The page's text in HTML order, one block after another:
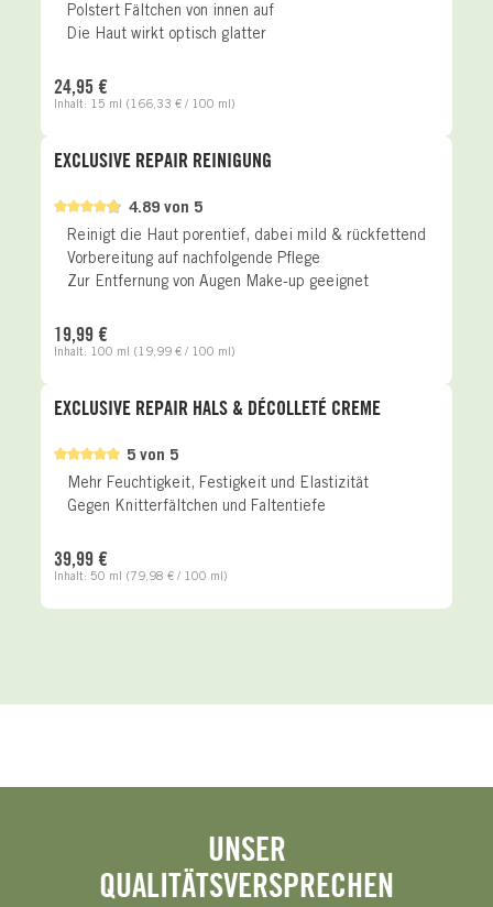
Polstert Fältchen von innen auf
Die Haut wirkt optisch glatter
Inhalt: 15 ml (166,33 € / 100 ml)
24,95 €
4.89 von 5
EXCLUSIVE REPAIR REINIGUNG
Reinigt die Haut porentief, dabei mild & rückfettend
Vorbereitung auf nachfolgende Pflege
Zur Entfernung von Augen Make-up geeignet
Inhalt: 100 ml (19,99 € / 100 ml)
19,99 €
5 von 5
EXCLUSIVE REPAIR HALS & DÉCOLLETÉ CREME
Mehr Feuchtigkeit, Festigkeit und Elastizität
Gegen Knitterfältchen und Faltentiefe
Inhalt: 50 ml (79,98 € / 100 ml)
39,99 €
UNSER
QUALITÄTSVERSPRECHEN